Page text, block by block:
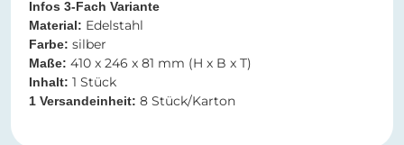
Infos 3-Fach Variante
Material: Edelstahl
Farbe: silber
Maße: 410 x 246 x 81 mm (H x B x T)
Inhalt: 1 Stück
1 Versandeinheit: 8 Stück/Karton